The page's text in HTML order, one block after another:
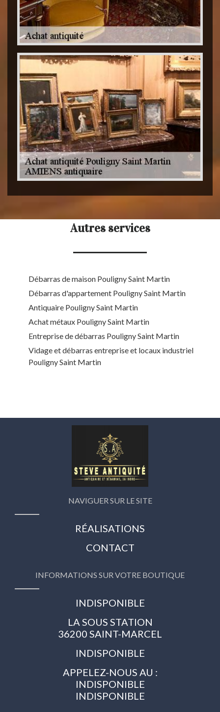
Autres services
Débarras de maison Pouligny Saint Martin
Débarras d'appartement Pouligny Saint Martin
Antiquaire Pouligny Saint Martin
Achat métaux Pouligny Saint Martin
Entreprise de débarras Pouligny Saint Martin
Vidage et débarras entreprise et locaux industriel
Pouligny Saint Martin
NAVIGUER SUR LE SITE
RÉALISATIONS
CONTACT
INFORMATIONS SUR VOTRE BOUTIQUE
INDISPONIBLE
LA SOUS STATION
36200 SAINT-MARCEL
INDISPONIBLE
APPELEZ-NOUS AU :
INDISPONIBLE
INDISPONIBLE